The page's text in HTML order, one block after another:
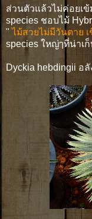
ส่วนตัวแล้วไม่ค่อยเข้
species ชอบไม้
"ไม้สวยไม่มีวันตาย
species ใหญ่ๅที่น่าเ
Dyckia hebdingii อ